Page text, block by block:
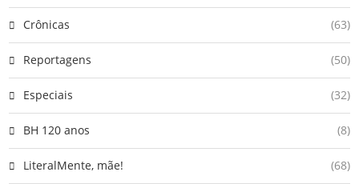
Crônicas (63)
Reportagens (50)
Especiais (32)
BH 120 anos (8)
LiteralMente, mãe! (68)